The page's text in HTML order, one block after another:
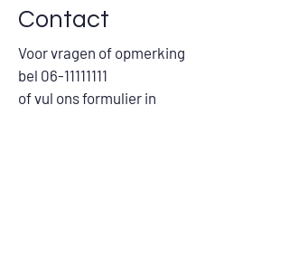
Contact
Voor vragen of opmerking
bel 06-11111111
of vul ons formulier in